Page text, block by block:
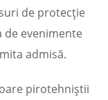
de protecţie
de evenimente
admisă.
pirotehniştii